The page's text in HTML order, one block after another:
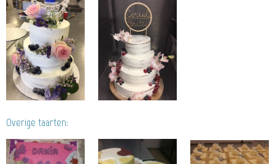
Overige taarten: